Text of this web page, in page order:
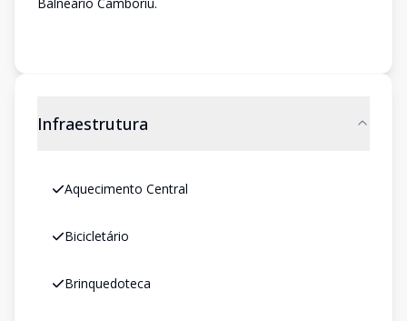
Infraestrutura
Aquecimento Central
Bicicletário
Brinquedoteca